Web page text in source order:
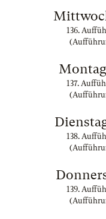
136.
137.
138.
139.